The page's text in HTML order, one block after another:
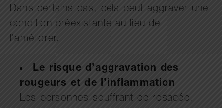
Dans certains cas, cela peut aggraver une
condition préexistante au lieu de
l’améliorer.
Le risque d’aggravation des
rougeurs et de l’inflammation
Les personnes souffrant de rosacée,